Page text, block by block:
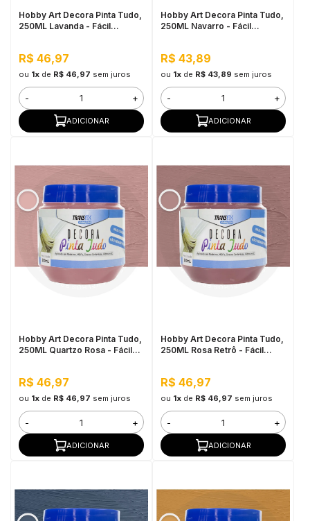
Hobby Art Decora Pinta Tudo,
250ML Lavanda - Fácil
R$ 46,97
ou 1xde R$ 46,97 sem juros
- +
ADICIONAR
Hobby Art Decora Pinta Tudo,
250ML Navarro - Fácil
R$ 43,89
ou 1xde R$ 43,89 sem juros
- +
ADICIONAR
Hobby Art Decora Pinta Tudo,
250ML Quartzo Rosa - Fácil
R$ 46,97
ou 1xde R$ 46,97 sem juros
- +
ADICIONAR
Hobby Art Decora Pinta Tudo,
250ML Rosa Retrô - Fácil
R$ 46,97
ou 1xde R$ 46,97 sem juros
- +
ADICIONAR